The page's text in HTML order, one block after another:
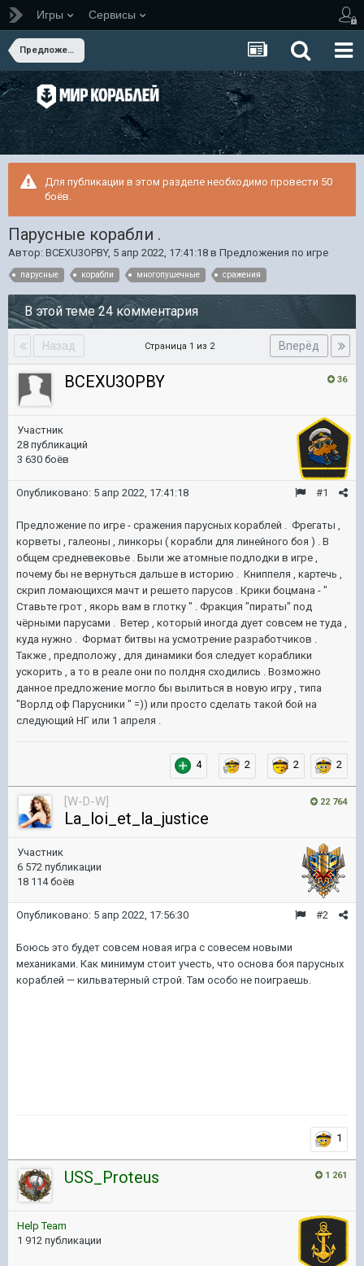
Игры Сервисы
Предложения по игре
Для публикации в этом разделе необходимо провести 50
боёв.
Парусные корабли .
Автор: BCEXU3OPBY, 5 апр 2022, 17:41:18 в Предложения по игре
парусные корабли многопушечные сражения
В этой теме 24 комментария
Назад Вперёд
Страница 1 из 2
36
BCEXU3OPBY
Участник
28 публикаций
3 630 боёв
#1
Опубликовано: 5 апр 2022, 17:41:18
Предложение по игре - сражения парусных кораблей . Фрегаты ,
корветы , галеоны , линкоры ( корабли для линейного боя ) . В
общем средневековье . Были же атомные подлодки в игре ,
почему бы не вернуться дальше в историю . Книппеля , картечь ,
скрип ломающихся мачт и решето парусов . Крики боцмана - "
Ставьте грот , якорь вам в глотку " . Фракция "пираты" под
чёрными парусами . Ветер , который иногда дует совсем не туда ,
куда нужно . Формат битвы на усмотрение разработчиков .
Также , предположу , для динамики боя следует кораблики
ускорить , а то в реале они по полдня сходились . Возможно
данное предложение могло бы вылиться в новую игру , типа
"Ворлд оф Парусники " =)) или просто сделать такой бой на
следующий НГ или 1 апреля .
4 2 2 2
22 764
[W-D-W]
La_loi_et_la_justice
Участник
6 572 публикации
18 114 боёв
#2
Опубликовано: 5 апр 2022, 17:56:30
Боюсь это будет совсем новая игра с совесем новыми
механиками. Как минимум стоит учесть, что основа боя парусных
кораблей — кильватерный строй. Там особо не поиграешь.
1
1 261
USS_Proteus
Help Team
1 912 публикации